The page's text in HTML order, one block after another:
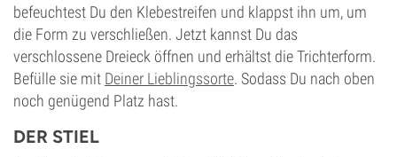
befeuchtest Du den Klebestreifen und klappst ihn um, um
die Form zu verschließen. Jetzt kannst Du das
verschlossene Dreieck öffnen und erhältst die Trichterform.
Befülle sie mit Deiner Lieblingssorte. Sodass Du nach oben
noch genügend Platz hast.
DER STIEL